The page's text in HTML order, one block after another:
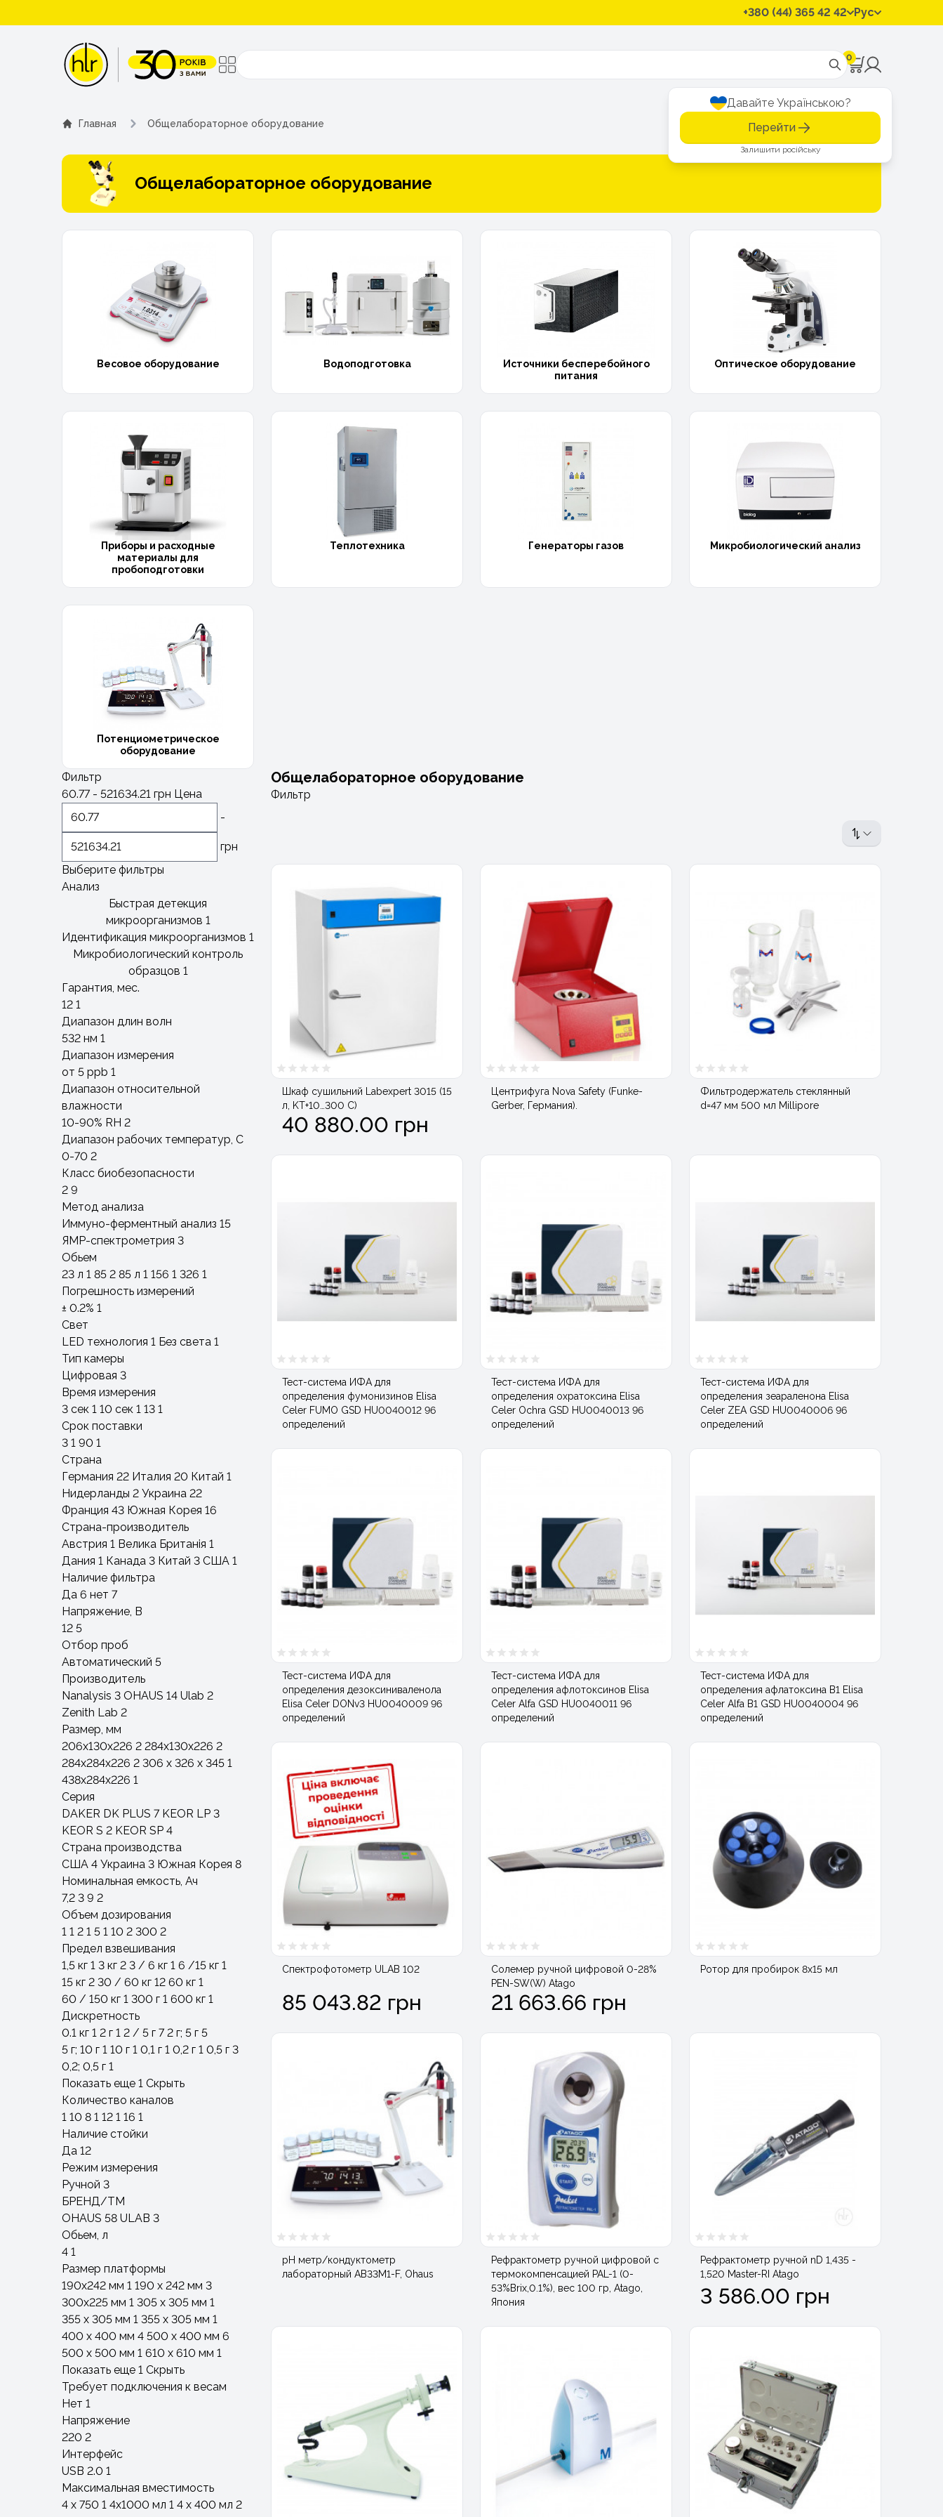
+380 (44) 365 42 42 Рус
0
Давайте Українською?
Перейти
Залишити російську
Поиск
Главная Общелабораторное оборудование
Общелабораторное оборудование
Весовое оборудование Водоподготовка
Источники бесперебойного
питания
Оптическое оборудование
Приборы и расходные
материалы для
пробоподготовки
Теплотехника Генераторы газов Микробиологический анализ
Потенциометрическое
оборудование
Фильтр
60.77- 521634.21 грн Цена
-
грн
Выберите фильтры
Анализ
Быстрая детекция
микроорганизмов 1
Идентификация микроорганизмов 1
Микробиологический контроль
образцов 1
Гарантия, мес.
12 1
Диапазон длин волн
532 нм 1
Диапазон измерения
от 5 ppb 1
Диапазон относительной
влажности
10-90% RH 2
Диапазон рабочих температур, С
0-70 2
Класс биобезопасности
2 9
Метод анализа
Иммуно-ферментный анализ 15
ЯМР-спектрометрия 3
Обьем
23 л 1 85 2 85 л 1 156 1 326 1
Погрешность измерений
± 0.2% 1
Свет
LED технология 1 Без света 1
Тип камеры
Цифровая 3
Время измерения
3 сек 1 10 сек 1 13 1
Срок поставки
3 1 90 1
Страна
Германия 22 Италия 20 Китай 1
Нидерланды 2 Украина 22
Франция 43 Южная Корея 16
Страна-производитель
Австрия 1 Велика Британія 1
Дания 1 Канада 3 Китай 3 США 1
Наличие фильтра
Да 6 нет 7
Напряжение, В
12 5
Отбор проб
Автоматический 5
Производитель
Nanalysis 3 OHAUS 14 Ulab 2
Zenith Lab 2
Размер, мм
206х130х226 2 284х130х226 2
284х284х226 2 306 х 326 х 345 1
438х284х226 1
Серия
DAKER DK PLUS 7 KEOR LP 3
KEOR S 2 KEOR SP 4
Страна производства
США 4 Украина 3 Южная Корея 8
Номинальная емкость, Ач
7,2 3 9 2
Объем дозирования
1 1 2 1 5 1 10 2 300 2
Предел взвешивания
1,5 кг 1 3 кг 2 3 / 6 кг 1 6 /15 кг 1
15 кг 2 30 / 60 кг 12 60 кг 1
60 / 150 кг 1 300 г 1 600 кг 1
Дискретность
0.1 кг 1 2 г 1 2 / 5 г 7 2 г; 5 г 5
5 г; 10 г 1 10 г 1 0,1 г 1 0,2 г 1 0,5 г 3
0,2; 0,5 г 1
Показать еще 1 Скрыть
Количество каналов
1 10 8 1 12 1 16 1
Наличие стойки
Да 12
Режим измерения
Ручной 3
БРЕНД/ТМ
OHAUS 58 ULAB 3
Обьем, л
4 1
Размер платформы
190x242 мм 1 190 х 242 мм 3
300х225 мм 1 305 х 305 мм 1
355 x 305 мм 1 355 х 305 мм 1
400 х 400 мм 4 500 х 400 мм 6
500 х 500 мм 1 610 х 610 мм 1
Показать еще 1 Скрыть
Требует подключения к весам
Нет 1
Напряжение
220 2
Интерфейс
USB 2.0 1
Максимальная вместимость
4 x 750 1 4x1000 мл 1 4 x 400 мл 2
Общелабораторное оборудование
Фильтр
Шкаф сушильний Labexpert 3015 (15
л, KT+10…300 С)
40 880.00 грн
Центрифуга Nova Safety (Funke-
Gerber, Германия).
Фильтродержатель стеклянный
d=47 мм 500 мл Millipore
Тест-система ИФА для
определения фумонизинов Elisa
Celer FUMO GSD HU0040012 96
определений
Тест-система ИФА для
определения охратоксина Elisa
Celer Ochra GSD HU0040013 96
определений
Тест-система ИФА для
определения зеараленона Elisa
Celer ZEA GSD HU0040006 96
определений
Тест-система ИФА для
определения дезоксиниваленола
Elisa Celer DONv3 HU0040009 96
определений
Тест-система ИФА для
определения афлотоксинов Elisa
Celer Alfa GSD HU0040011 96
определений
Тест-система ИФА для
определения афлатоксина В1 Elisa
Celer Alfa В1 GSD HU0040004 96
определений
Спектрофотометр ULAB 102
85 043.82 грн
Солемер ручной цифровой 0-28%
PEN-SW(W) Atago
21 663.66 грн
Ротор для пробирок 8х15 мл
рН метр/кондуктометр
лабораторный AB33M1-F, Ohaus
Рефрактометр ручной цифровой с
термокомпенсацией PAL-1 (0-
53%Brix,0.1%), вес 100 гр, Atago,
Япония
Рефрактометр ручной nD 1,435 -
1,520 Master-RI Atago
3 586.00 грн